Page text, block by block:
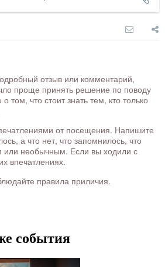
отзыв или комментарий,
проще принять решение по поводу
том, что стоит знать тем, кто только
от посещения. Напишите
а что нет, что запомнилось, что
или необычным. Если вы ходили с
впечатлениях.
правила приличия.
события